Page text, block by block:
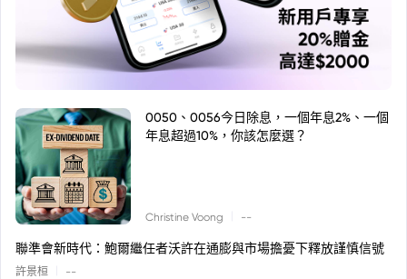
0050、0056今日除息，一個年息2%、一個
年息超過10%，你該怎麼選？
Christine Voong --
聯準會新時代：鮑爾繼任者沃許在通膨與市場擔憂下釋放謹慎信號
許景桓 --